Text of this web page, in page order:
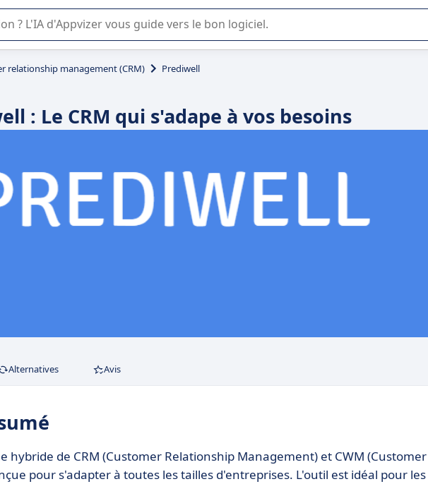
vous guide dans l'utilisation ou la sélection de logiciel SaaS en entreprise.
relationship management (CRM) Prediwell
: Le CRM qui s'adape à vos besoins
Alternatives Avis
hybride de CRM (Customer Relationship Management) et CWM (Customer
pour s'adapter à toutes les tailles d'entreprises. L'outil est idéal pour les